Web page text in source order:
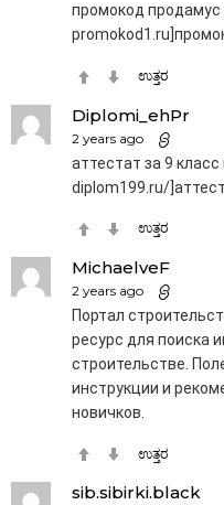
промокод
ಉತ್ತರ
Diplomi_ehPr
2 years ago
аттестат за 9
diplom199.ru/
ಉತ್ತರ
MichaelveF
2 years ago
Портал
ресурс для поиска
строительстве.
инструкции и
новичков.
ಉತ್ತರ
sib.sibirki.black